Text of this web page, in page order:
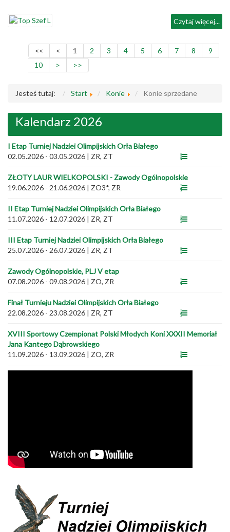
Czytaj więcej...
<< < 1 2 3 4 5 6 7 8
9
10
> >>
Jesteś tutaj: Start Konie Konie sprzedane
Kalendarz 2026
I Etap Turniej Nadziei Olimpijskich Orła Białego
02.05.2026 - 03.05.2026 | ZR, ZT
ZŁOTY LAUR WIELKOPOLSKI - Zawody Ogólnopolskie
19.06.2026 - 21.06.2026 | ZO3*, ZR
II Etap Turniej Nadziei Olimpijskich Orła Białego
11.07.2026 - 12.07.2026 | ZR, ZT
III Etap Turniej Nadziei Olimpijskich Orła Białego
25.07.2026 - 26.07.2026 | ZR, ZT
Zawody Ogólnopolskie, PLJ V etap
07.08.2026 - 09.08.2026 | ZO, ZR
Finał Turnieju Nadziei Olimpijskich Orła Białego
22.08.2026 - 23.08.2026 | ZR, ZT
XVIII Sportowy Czempionat Polski Młodych Koni XXXII Memoriał
Jana Kantego Dąbrowskiego
11.09.2026 - 13.09.2026 | ZO, ZR